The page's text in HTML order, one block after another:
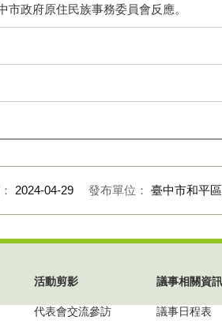
政府原住民族事務委員會反應。
2024-04-29 發布單位： 臺中市和平
活動剪影
代表會交流參訪
議事相關資訊
議事日程表